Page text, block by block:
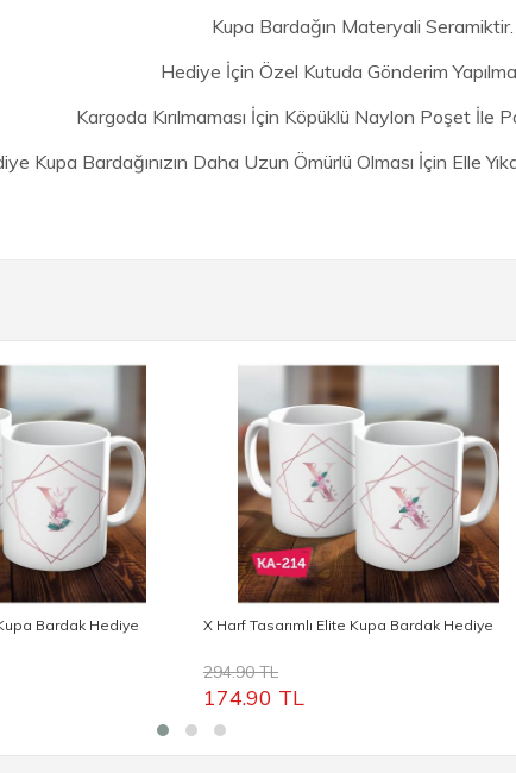
Kupa Bardağın Materyali Seramiktir.
Hediye İçin Özel Kutuda Gönderim
Kargoda Kırılmaması İçin Köpüklü Naylon Poşet İle
Kupa Bardağınızın Daha Uzun Ömürlü Olması İçin Elle
Bardak Hediye X Harf Tasarımlı Elite Kupa Bardak Hediye
294.90 TL
174.90 TL